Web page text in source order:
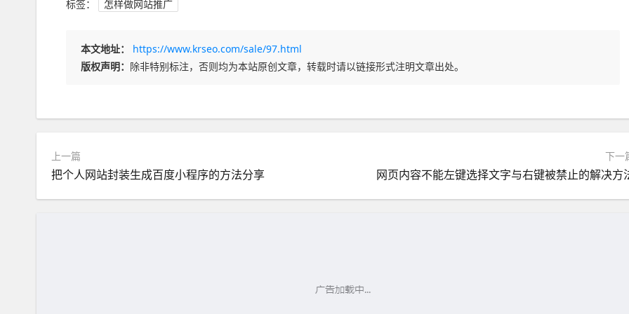
标签： 怎样做网站推广
本文地址：
https://www.krseo.com/sale/97.html
版权声明： 除非特别标注，否则均为本站原创文章，转载时请以链接形式注明文章出处。
上一篇
把个人网站封装生成百度小程序的方法分享
下一
网页内容不能左键选择文字与右键被禁止的解决方